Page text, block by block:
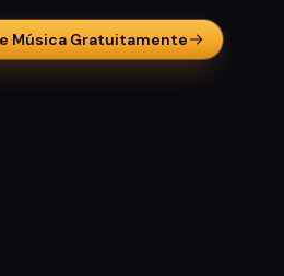
Música Gratuitamente